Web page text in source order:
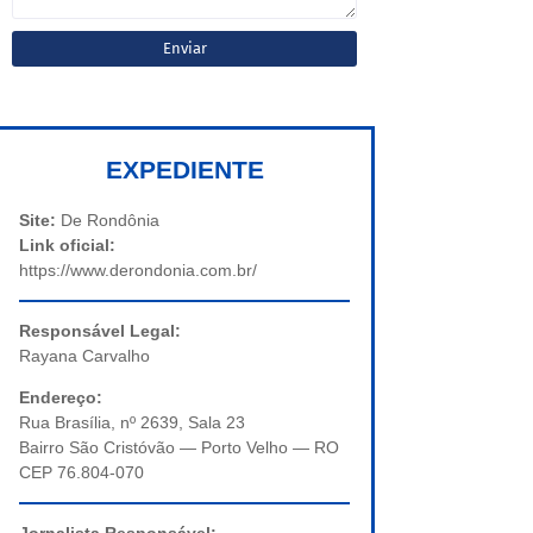
EXPEDIENTE
Site: De Rondônia
Link oficial:
https://www.derondonia.com.br/
Responsável Legal:
Rayana Carvalho
Endereço:
Rua Brasília, nº 2639, Sala 23
Bairro São Cristóvão — Porto Velho — RO
CEP 76.804-070